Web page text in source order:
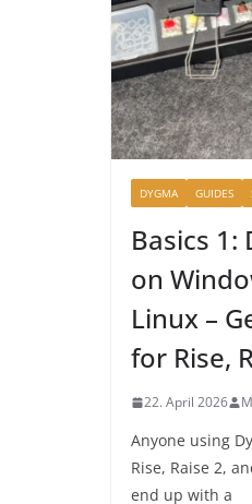
DYGMA GUIDES
Basics 1:
on
Linux –
for Rise,
22. April 2026
Anyone using
Rise, Raise 2,
end up with a